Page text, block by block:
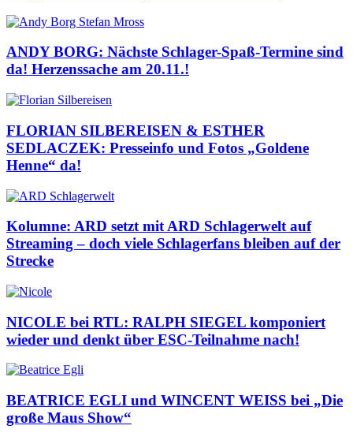
ANDY BORG: Nächste Schlager-Spaß-Termine sind
da! Herzenssache am 20.11.!
FLORIAN SILBEREISEN & ESTHER
SEDLACZEK: Presseinfo und Fotos „Goldene
Henne“ da!
Kolumne: ARD setzt mit ARD Schlagerwelt auf
Streaming – doch viele Schlagerfans bleiben auf der
Strecke
NICOLE bei RTL: RALPH SIEGEL komponiert
wieder und denkt über ESC-Teilnahme nach!
BEATRICE EGLI und WINCENT WEISS bei „Die
große Maus Show“